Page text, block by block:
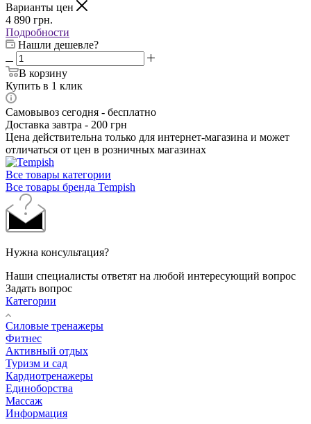
Варианты цен
4 890 грн.
Подробности
Нашли дешевле?
В корзину
Купить в 1 клик
Самовывоз сегодня - бесплатно
Доставка завтра - 200 грн
Цена действительна только для интернет-магазина и может
отличаться от цен в розничных магазинах
Все товары категории
Все товары бренда Tempish
Нужна консультация?
Наши специалисты ответят на любой интересующий вопрос
Задать вопрос
Категории
Силовые тренажеры
Фитнес
Активный отдых
Туризм и сад
Кардиотренажеры
Единоборства
Массаж
Информация